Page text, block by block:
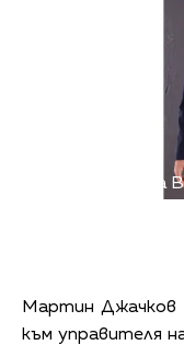
Снимка: Antonia
Мартин Джачков
към управителя